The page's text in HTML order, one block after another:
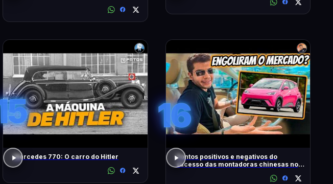
Mercedes 770: O carro do Hitler
16
Pontos positivos e negativos do
sucesso das montadoras chinesas no